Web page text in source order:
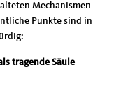
Mechanismen
Punkte sind in
tragende Säule